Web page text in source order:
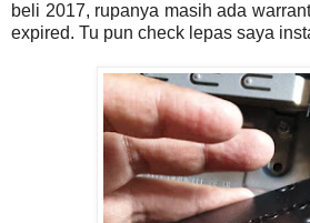
beli 2017, rupanya masih ada
expired. Tu pun check lepas saya